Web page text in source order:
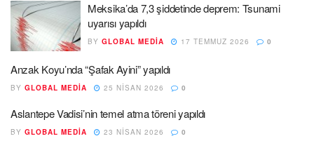
Meksika’da 7,3 şiddetinde deprem: Tsunami
uyarısı yapıldı
BY GLOBAL MEDIA 17 TEMMUZ 2026 0
Anzak Koyu’nda “Şafak Ayini” yapıldı
BY GLOBAL MEDIA 25 NISAN 2026 0
Aslantepe Vadisi’nin temel atma töreni yapıldı
BY GLOBAL MEDIA 23 NISAN 2026 0